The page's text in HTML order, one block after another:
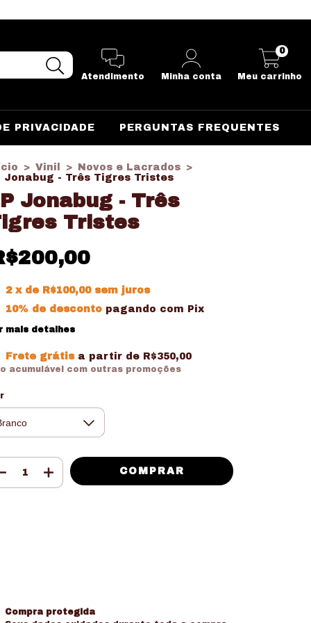
Atendimento Minha conta Meu carrinho
0
PRIVACIDADE PERGUNTAS FREQUENTES
> Vinil > Novos e Lacrados >
Jonabug - Três Tigres Tristes
Jonabug - Três
Tristes
2 x de R$100,00 sem juros
10% de descontopagando com Pix
mais detalhes
Frete grátis a partir de R$350,00
acumulável com outras promoções
Compra protegida